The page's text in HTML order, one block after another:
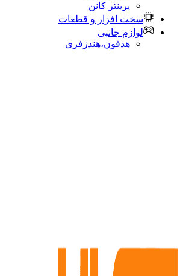
پرینتر کانن
سخت افزار و قطعات
لوازم جانبی
هدفون،هندزفری